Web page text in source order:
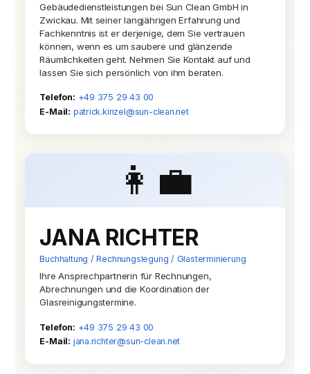
Gebäudedienstleistungen bei Sun Clean GmbH in
Zwickau. Mit seiner langjährigen Erfahrung und
Fachkenntnis ist er derjenige, dem Sie vertrauen
können, wenn es um saubere und glänzende
Räumlichkeiten geht. Nehmen Sie Kontakt auf und
lassen Sie sich persönlich von ihm beraten.
Telefon: +49 375 29 43 00
E-Mail: patrick.kinzel@sun-clean.net
👩‍💼
JANA RICHTER
Buchhaltung / Rechnungslegung / Glasterminierung
Ihre Ansprechpartnerin für Rechnungen,
Abrechnungen und die Koordination der
Glasreinigungstermine.
Telefon: +49 375 29 43 00
E-Mail: jana.richter@sun-clean.net